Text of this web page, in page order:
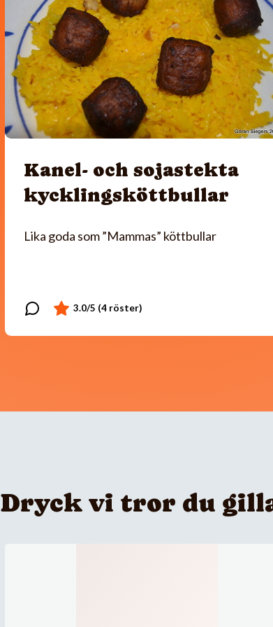
Kanel- och sojastekta
kycklingsköttbullar
Lika goda som ”Mammas” köttbullar
Dryck vi tror du